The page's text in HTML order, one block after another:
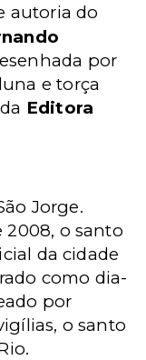
autoria do
por
e torça
Editora
Jorge.
2008, o santo
da cidade
como dia-
por
o santo